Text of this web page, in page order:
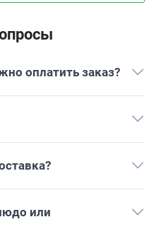
оплатить заказ?
или